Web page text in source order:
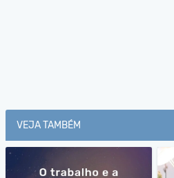
VEJA TAMBÉM